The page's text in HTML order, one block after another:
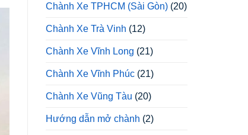
Chành Xe TPHCM (Sài Gòn) (20)
Chành Xe Trà Vinh (12)
Chành Xe Vĩnh Long (21)
Chành Xe Vĩnh Phúc (21)
Chành Xe Vũng Tàu (20)
Hướng dẫn mở chành (2)